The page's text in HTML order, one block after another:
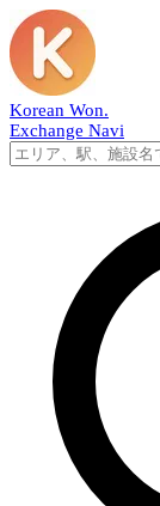
Korean Won.
Exchange Navi